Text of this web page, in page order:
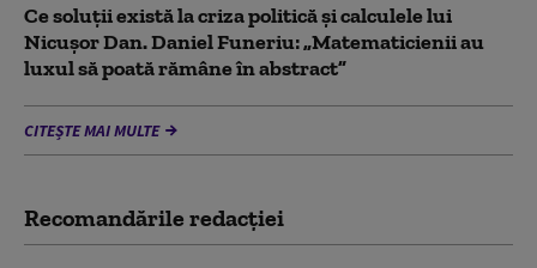
Ce soluții există la criza politică și calculele lui
Nicușor Dan. Daniel Funeriu: „Matematicienii au
luxul să poată rămâne în abstract”
CITEȘTE MAI MULTE
Recomandările redacţiei